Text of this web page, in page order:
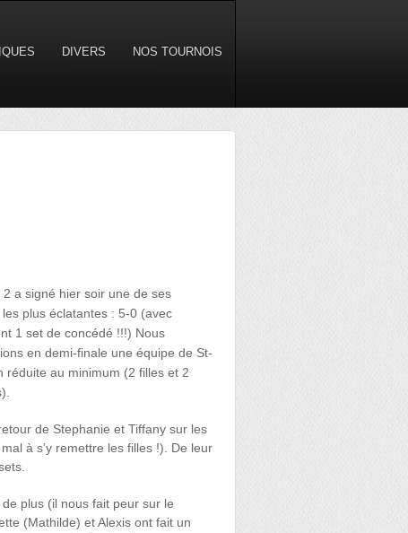
DIVERS NOS TOURNOIS
2 a signé hier soir une de ses
plus éclatantes : 5-0 (avec
1 set de concédé !!!) Nous
en demi-finale une équipe de St-
réduite au minimum (2 filles et 2
de Stephanie et Tiffany sur les
à s’y remettre les filles !). De leur
plus (il nous fait peur sur le
(Mathilde) et Alexis ont fait un